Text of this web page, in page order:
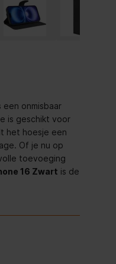
een onmisbaar
is geschikt voor
het hoesje een
Of je nu op
toevoeging
16 Zwart is de